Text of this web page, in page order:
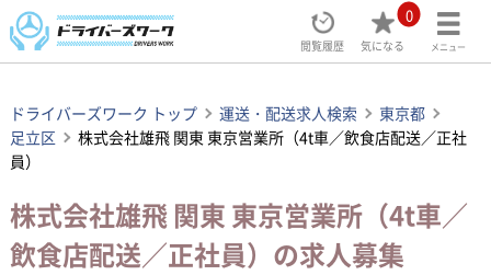
閲覧履歴
0
気になる メニュー
ドライバーズワーク トップ 運送・配送求人検索
東京都
足立区
株式会社雄飛 関東 東京営業所（4t車／飲食店配送／正社
員）
株式会社雄飛 関東 東京営業所（4t車／
飲食店配送／正社員）の求人募集